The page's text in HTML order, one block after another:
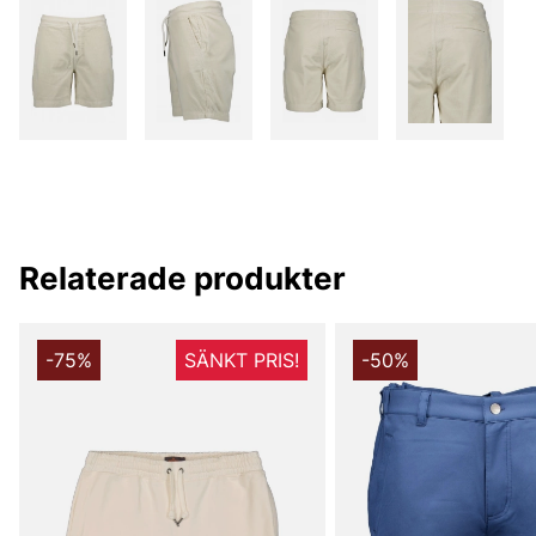
Relaterade produkter
-75% SÄNKT PRIS! -50%